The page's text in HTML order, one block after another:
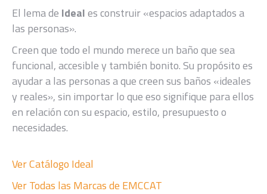
El lema de Ideales construir «espacios adaptados a
las personas».
Creen que todo el mundo merece un baño que sea
funcional, accesible y también bonito. Su propósito es
ayudar a las personas a que creen sus baños «ideales
y reales», sin importar lo que eso signifique para ellos
en relación con su espacio, estilo, presupuesto o
necesidades.
Ver Catálogo Ideal
Ver Todas las Marcas de EMCCAT